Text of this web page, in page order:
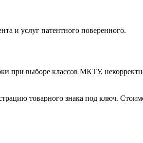
и услуг патентного поверенного.
при выборе классов МКТУ,
товарного знака под ключ.